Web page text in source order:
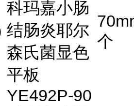
科玛嘉小肠
结肠炎耶尔
森氏菌显色
平板
个
YE492P-90